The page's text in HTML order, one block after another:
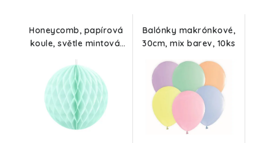
Honeycomb, papírová
koule, světle mintová,
Balónky makrónkové,
30cm, mix barev, 10ks